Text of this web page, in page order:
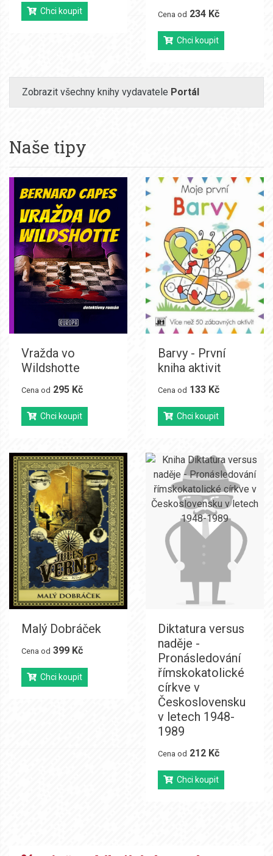
Chci koupit Cena od 234 Kč
Chci koupit
Zobrazit všechny knihy vydavatele Portál
Naše tipy
Vražda vo
Wildshotte
Cena od 295 Kč
Chci koupit
Barvy - První
kniha aktivit
Cena od 133 Kč
Chci koupit
Malý Dobráček
Cena od 399 Kč
Chci koupit
Diktatura versus
naděje -
Pronásledování
římskokatolické
církve v
Československu
v letech 1948-
1989
Cena od 212 Kč
Chci koupit